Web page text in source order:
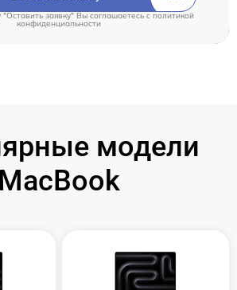
заявку" Вы соглашаетесь cполитикой
конфиденциальности
модели
MacBook